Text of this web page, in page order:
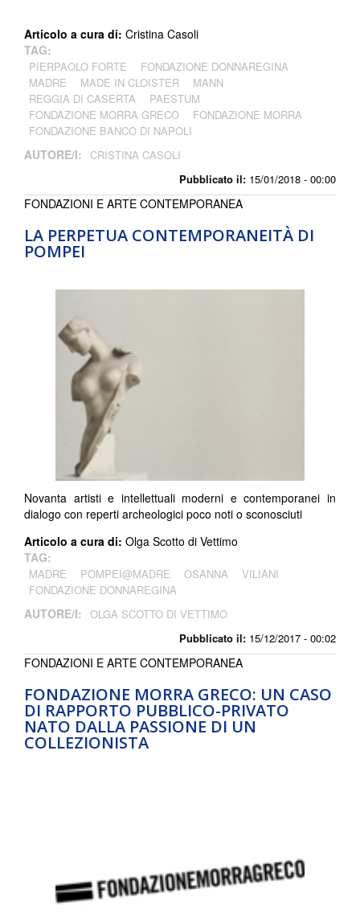
Pubblicato il: 15/01/2018 - 00:00
Articolo a cura di: Cristina Casoli
TAG:
PIERPAOLO FORTE
FONDAZIONE DONNAREGINA
MADRE
MADE IN CLOISTER
MANN
REGGIA DI CASERTA
PAESTUM
FONDAZIONE MORRA GRECO
FONDAZIONE MORRA
FONDAZIONE BANCO DI NAPOLI
AUTORE/I: CRISTINA CASOLI
LA PERPETUA CONTEMPORANEITÀ DI
POMPEI
Pubblicato il: 15/12/2017 - 00:02
FONDAZIONI E ARTE CONTEMPORANEA
Novanta artisti e intellettuali moderni e contemporanei in
dialogo con reperti archeologici poco noti o sconosciuti
Articolo a cura di: Olga Scotto di Vettimo
TAG:
MADRE POMPEI@MADRE OSANNA
VILIANI
FONDAZIONE DONNAREGINA
AUTORE/I: OLGA SCOTTO DI VETTIMO
FONDAZIONE MORRA GRECO: UN CASO
DI RAPPORTO PUBBLICO-PRIVATO
NATO DALLA PASSIONE DI UN
COLLEZIONISTA
FONDAZIONI E ARTE CONTEMPORANEA